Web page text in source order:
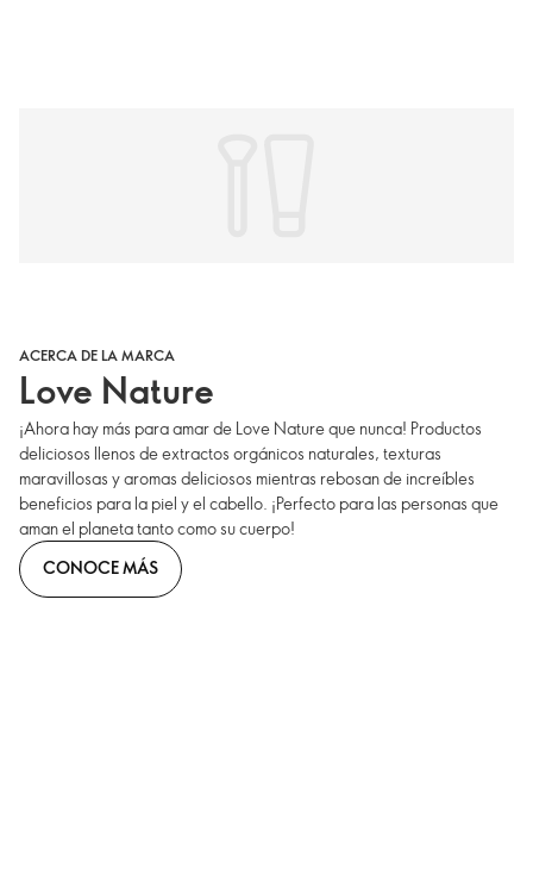
ACERCA DE LA MARCA
Love Nature
¡Ahora hay más para amar de Love Nature que nunca! Productos
deliciosos llenos de extractos orgánicos naturales, texturas
maravillosas y aromas deliciosos mientras rebosan de increíbles
beneficios para la piel y el cabello. ¡Perfecto para las personas que
aman el planeta tanto como su cuerpo!
CONOCE MÁS